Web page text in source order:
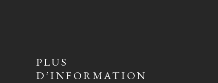
PLUS
D’INFORMATION